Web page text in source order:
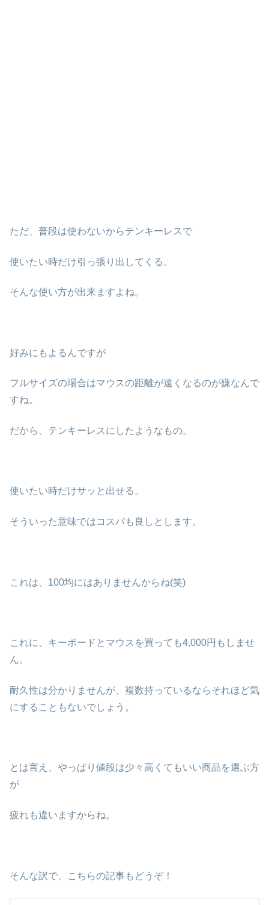
ただ、普段は使わないからテンキーレスで
使いたい時だけ引っ張り出してくる。
そんな使い方が出来ますよね。
好みにもよるんですが
フルサイズの場合はマウスの距離が遠くなるのが嫌なんで
すね。
だから、テンキーレスにしたようなもの。
使いたい時だけサッと出せる。
そういった意味ではコスパも良しとします。
これは、100均にはありませんからね(笑)
これに、キーボードとマウスを買っても4,000円もしませ
ん。
耐久性は分かりませんが、複数持っているならそれほど気
にすることもないでしょう。
とは言え、やっぱり値段は少々高くてもいい商品を選ぶ方
が
疲れも違いますからね。
そんな訳で、こちらの記事もどうぞ！